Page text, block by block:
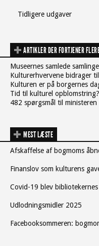
Tidligere udgaver
ARTIKLER DER FORTJENER
Museernes samlede
Kulturerhvervene bidrager
Kulturen er på borgernes
Tid til kulturel opblomstring?
482 spørgsmål til ministeren
MEST LÆSTE
Afskaffelse af bogmoms
Finanslov som kulturens
Covid-19 blev
Udlodningsmidler 2025
Facebooksommeren: